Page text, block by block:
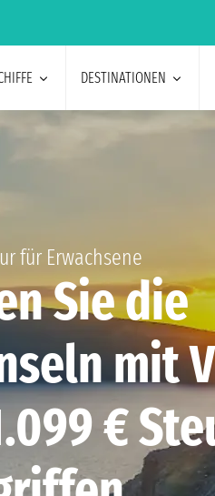
DESTINATIONEN
für Erwachsene
Sie die
mit
€